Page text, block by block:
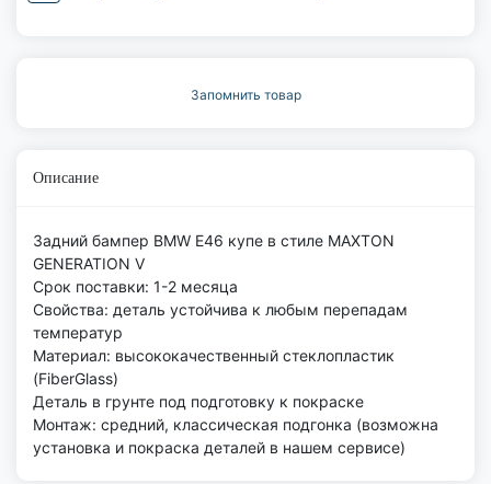
Запомнить товар
Описание
Задний бампер BMW E46 купе в стиле MAXTON
GENERATION V
Срок поставки: 1-2 месяца
Свойства: деталь устойчива к любым перепадам
температур
Материал: высококачественный стеклопластик
(FiberGlass)
Деталь в грунте под подготовку к покраске
Монтаж: средний, классическая подгонка (возможна
установка и покраска деталей в нашем сервисе)